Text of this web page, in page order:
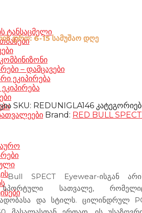
ტანსაცმელი
– დამცავები
ეკიპირება
დრო: 6-15 სამუშაო დღე
SKU: REDUNIGLA146
Brand: RED BULL SPECT
Bull SPECT Eyewear-ისგან
სპორტული სათვალე,
და სტილს. ცილინდრულ